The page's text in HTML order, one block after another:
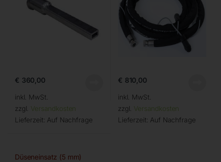
€ 360,00
inkl. MwSt.
zzgl. Versandkosten
Lieferzeit: Auf Nachfrage
€ 810,00
inkl. MwSt.
zzgl. Versandkosten
Lieferzeit: Auf Nachfrage
Düseneinsatz (5 mm)